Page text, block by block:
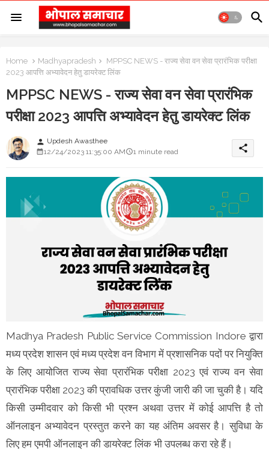
Home Madhyapradesh
MPPSC NEWS - राज्य सेवा वन सेवा प्रारंभिक परीक्षा
2023 आपत्ति अभ्यावेदन हेतु डायरेक्ट लिंक
MPPSC NEWS - राज्य सेवा वन सेवा प्रारंभिक
परीक्षा 2023 आपत्ति अभ्यावेदन हेतु डायरेक्ट लिंक
person Updesh Awasthee
12/24/2023 11:35:00 AM
1 minute read share
Madhya Pradesh Public Service Commission Indore द्वारा
मध्य प्रदेश शासन एवं मध्य प्रदेश वन विभाग में प्रशासनिक पदों पर नियुक्ति
के लिए आयोजित राज्य सेवा प्रारंभिक परीक्षा 2023 एवं राज्य वन सेवा
प्रारंभिक परीक्षा 2023 की प्रावधिक उत्तर कुंजी जारी की जा चुकी है। यदि
किसी उम्मीदवार को किसी भी प्रश्न अथवा उत्तर में कोई आपत्ति है तो
ऑनलाइन अभ्यावेदन प्रस्तुत करने का यह अंतिम अवसर है। सुविधा के
लिए हम एमपी ऑनलाइन की डायरेक्ट लिंक भी उपलब्ध करा रहे हैं।